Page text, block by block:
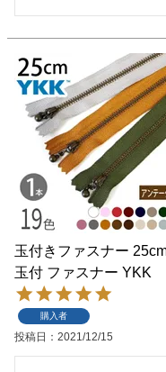
玉付きファスナー
玉付 ファスナー YKK
購入者
投稿日 2021/12/15